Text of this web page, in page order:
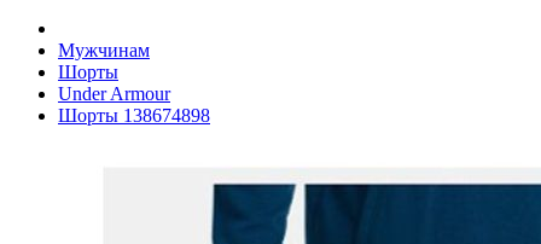
Мужчинам
Шорты
Under Armour
Шорты 138674898